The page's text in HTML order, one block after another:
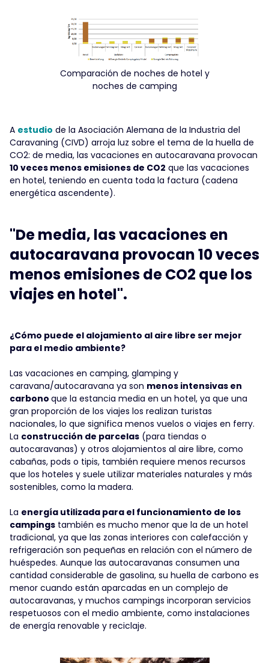
Comparación de noches de hotel y
noches de camping
A estudio de la Asociación Alemana de la Industria del
Caravaning (CIVD) arroja luz sobre el tema de la huella de
CO2: de media, las vacaciones en autocaravana provocan
10 veces menos emisiones de CO2 que las vacaciones
en hotel, teniendo en cuenta toda la factura (cadena
energética ascendente).
"De media, las vacaciones en
autocaravana provocan 10 veces
menos emisiones de CO2 que los
viajes en hotel".
¿Cómo puede el alojamiento al aire libre ser mejor
para el medio ambiente?
Las vacaciones en camping, glamping y
caravana/autocaravana ya son menos intensivas en
carbono que la estancia media en un hotel, ya que una
gran proporción de los viajes los realizan turistas
nacionales, lo que significa menos vuelos o viajes en ferry.
La construcción de parcelas (para tiendas o
autocaravanas) y otros alojamientos al aire libre, como
cabañas, pods o tipis, también requiere menos recursos
que los hoteles y suele utilizar materiales naturales y más
sostenibles, como la madera.
La energía utilizada para el funcionamiento de los
campings también es mucho menor que la de un hotel
tradicional, ya que las zonas interiores con calefacción y
refrigeración son pequeñas en relación con el número de
huéspedes. Aunque las autocaravanas consumen una
cantidad considerable de gasolina, su huella de carbono es
menor cuando están aparcadas en un complejo de
autocaravanas, y muchos campings incorporan servicios
respetuosos con el medio ambiente, como instalaciones
de energía renovable y reciclaje.